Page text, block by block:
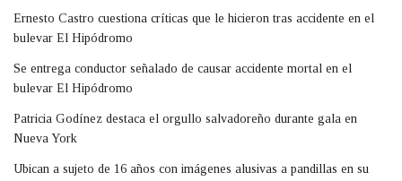
Ernesto Castro cuestiona críticas que le hicieron tras accidente en el
bulevar El Hipódromo
Se entrega conductor señalado de causar accidente mortal en el
bulevar El Hipódromo
Patricia Godínez destaca el orgullo salvadoreño durante gala en
Nueva York
Ubican a sujeto de 16 años con imágenes alusivas a pandillas en su